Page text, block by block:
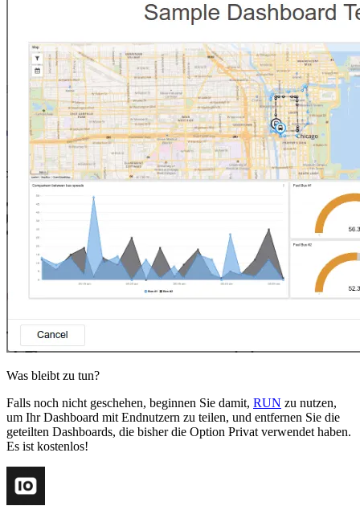
Was bleibt zu tun?
Falls noch nicht geschehen, beginnen Sie damit, RUN zu nutzen,
um Ihr Dashboard mit Endnutzern zu teilen, und entfernen Sie die
geteilten Dashboards, die bisher die Option Privat verwendet haben.
Es ist kostenlos!